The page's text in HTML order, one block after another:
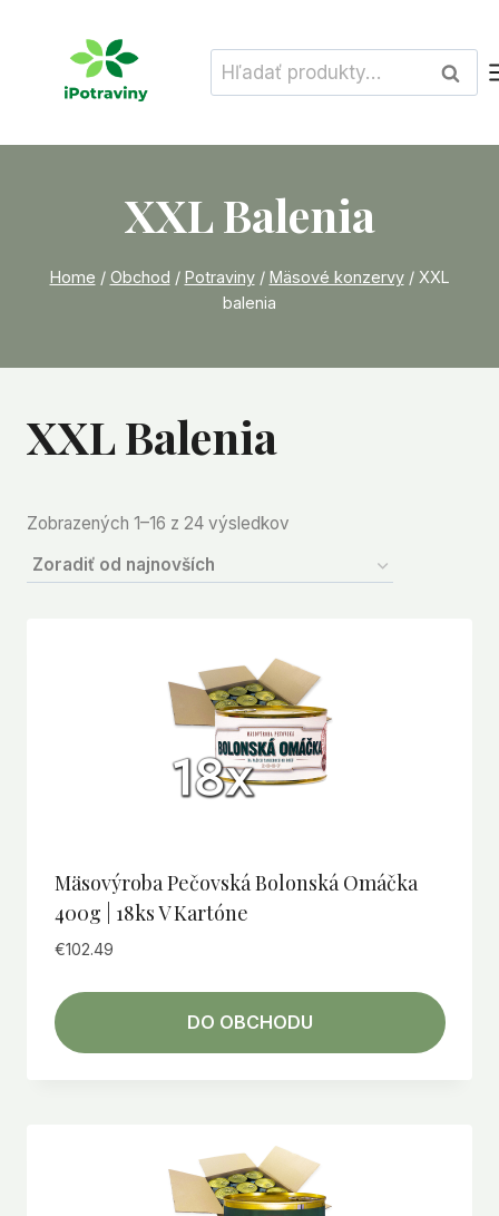
Hľadať:
XXL Balenia
Home / Obchod / Potraviny / Mäsové konzervy / XXL
balenia
XXL Balenia
Zobrazených 1–16 z 24 výsledkov
najnovších
Mäsovýroba Pečovská Bolonská Omáčka
400g | 18ks V Kartóne
€102.49
DO OBCHODU